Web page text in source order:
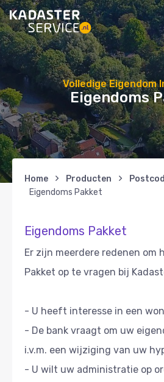
Volledige Eigendom
Eigendoms
Home Producten
Eigendoms Pakket
Eigendoms Pakket
Er zijn meerdere redenen om
Pakket op te vragen bij
- U heeft interesse in een
- De bank vraagt om uw
i.v.m. een wijziging van uw
- U wilt uw administratie op